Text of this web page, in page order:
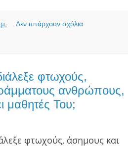
Δεν υπάρχουν σχόλια:
φτωχούς,
ανθρώπους,
μαθητές Του;
φτωχούς, άσημους και